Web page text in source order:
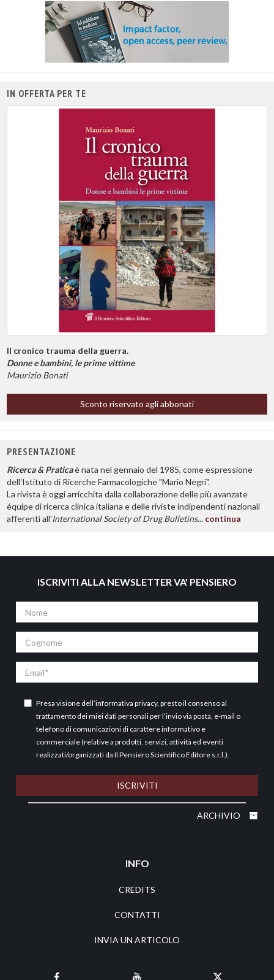
IN OFFERTA PER TE
Il cronico trauma della guerra.
Donne e bambini, le prime vittime
Maurizio Bonati
Sconto riservato agli abbonati
PRESENTAZIONE
Ricerca & Praticaè nata nel gennaio del 1985, come espressione
dell'Istituto di Ricerche Farmacologiche "Mario Negri".
La rivista è oggi arricchita dalla collaborazione delle più avanzate
équipe di ricerca clinica italiana e delle riviste indipendenti nazionali
afferenti all'International Society of Drug Bulletins... continua
ISCRIVITI ALLA NEWSLETTER VA' PENSIERO
Presa visione dell’informativa privacy, presto il consenso al
trattamento dei miei dati personali per l’invio via posta, e-mail o
telefono di comunicazioni di carattere informativo e
commerciale (relative a prodotti, servizi, attività ed eventi
realizzati/organizzati da Il Pensiero Scientifico Editore s.r.l.).
ISCRIVITI
ARCHIVIO
INFO
CREDITS
CONTATTI
INVIA UN ARTICOLO